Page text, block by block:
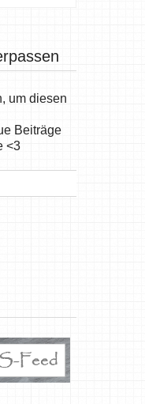
um diesen
Beiträge
<3